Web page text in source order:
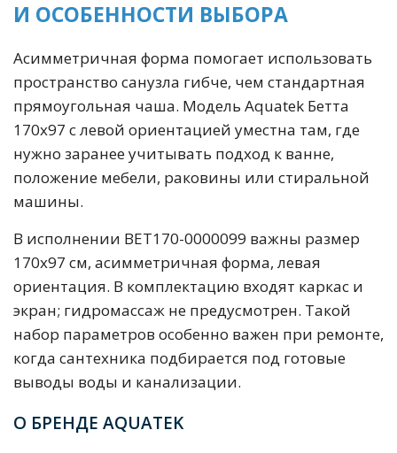
И ОСОБЕННОСТИ ВЫБОРА
Асимметричная форма помогает использовать
пространство санузла гибче, чем стандартная
прямоугольная чаша. Модель Aquatek Бетта
170х97 с левой ориентацией уместна там, где
нужно заранее учитывать подход к ванне,
положение мебели, раковины или стиральной
машины.
В исполнении BET170-0000099 важны размер
170х97 см, асимметричная форма, левая
ориентация. В комплектацию входят каркас и
экран; гидромассаж не предусмотрен. Такой
набор параметров особенно важен при ремонте,
когда сантехника подбирается под готовые
выводы воды и канализации.
О БРЕНДЕ AQUATEK